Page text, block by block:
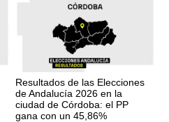
Resultados de las Elecciones
de Andalucía 2026 en la
ciudad de Córdoba: el PP
gana con un 45,86%